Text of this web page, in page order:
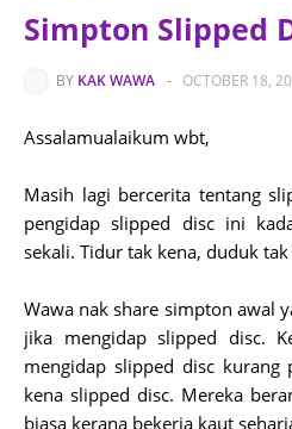
Simpton Slipped
BY KAK WAWA - OCTOBER 18,
Assalamualaikum wbt,
Masih lagi bercerita tentang
pengidap slipped disc ini
sekali. Tidur tak kena, duduk tak
Wawa nak share simpton awal
jika mengidap slipped disc.
mengidap slipped disc kurang
kena slipped disc. Mereka
biasa kerana bekerja kaut